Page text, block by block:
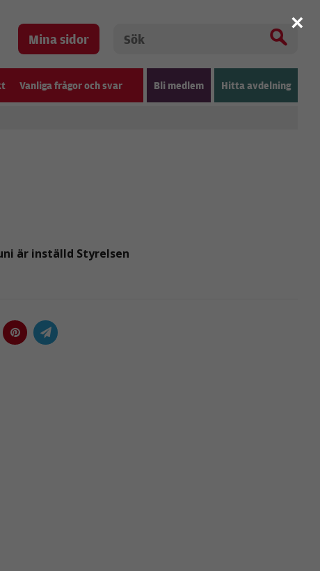
Mina sidor
Vanliga frågor och svar Bli medlem Hitta avdelning
är inställd Styrelsen
×